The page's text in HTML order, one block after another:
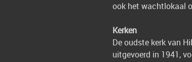
ook het wachtlokaal
Kerken
De oudste kerk van
uitgevoerd in 1941,